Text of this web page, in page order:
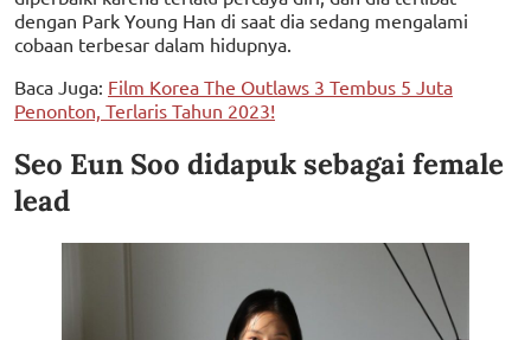
dengan Park Young Han di saat dia sedang mengalami
cobaan terbesar dalam hidupnya.
Baca Juga: Film Korea The Outlaws 3 Tembus 5 Juta
Penonton, Terlaris Tahun 2023!
Seo Eun Soo didapuk sebagai female
lead